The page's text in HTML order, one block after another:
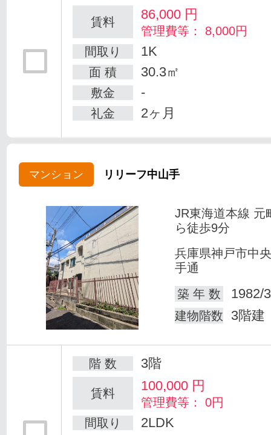
賃料 86,000 円
管理費等： 8,000円
間取り
1K
面 積 30.3㎡
敷金 -
礼金 2ヶ月
マンション リリーフ中山手
JR東海道本線 元
ら徒歩9分
兵庫県神戸市中
手通
築 年 数
1982/
建物階数 3階建
階 数 3階
賃料 100,000 円
管理費等： 0円
間取り
2LDK